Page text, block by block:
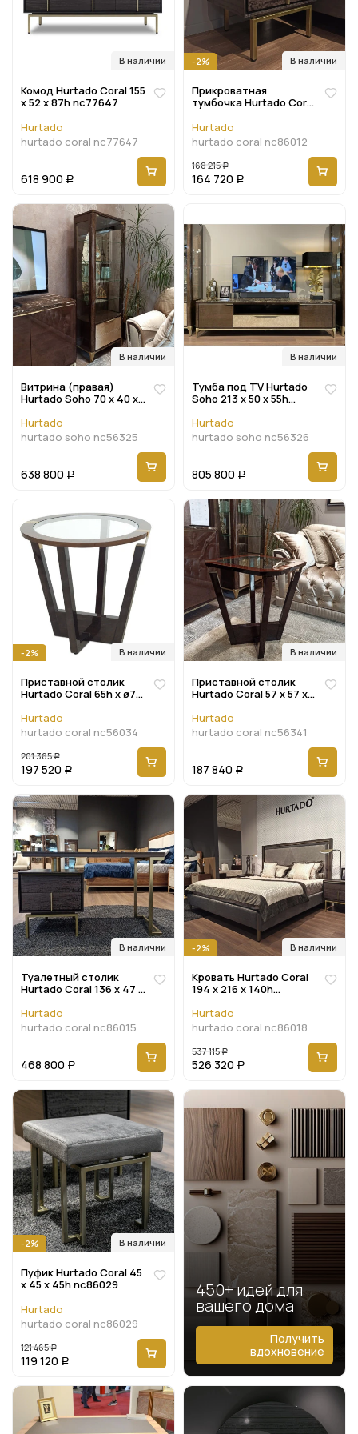
В наличии
Комод Hurtado Coral 155
x 52 x 87h nc77647
Hurtado
hurtado coral nc77647
618 900 Р
В наличии
-2%
Прикроватная
тумбочка Hurtado Coral
Hurtado
hurtado coral nc86012
168 215 Р
164 720 Р
В наличии
Витрина (правая)
Hurtado Soho 70 x 40 x
Hurtado
hurtado soho nc56325
638 800 Р
В наличии
Тумба под TV Hurtado
Soho 213 x 50 x 55h
Hurtado
hurtado soho nc56326
805 800 Р
В наличии
-2%
Приставной столик
Hurtado Coral 65h x ø70
Hurtado
hurtado coral nc56034
201 365 Р
197 520 Р
В наличии
Приставной столик
Hurtado Coral 57 x 57 x
Hurtado
hurtado coral nc56341
187 840 Р
В наличии
Туалетный столик
Hurtado Coral 136 x 47 x
Hurtado
hurtado coral nc86015
468 800 Р
В наличии
-2%
Кровать Hurtado Coral
194 x 216 x 140h
Hurtado
hurtado coral nc86018
537 115 Р
526 320 Р
В наличии
-2%
Пуфик Hurtado Coral 45
x 45 x 45h nc86029
Hurtado
hurtado coral nc86029
121 465 Р
119 120 Р
450+ идей для
вашего дома
Получить
вдохновение